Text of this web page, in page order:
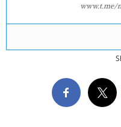
www.t.me/